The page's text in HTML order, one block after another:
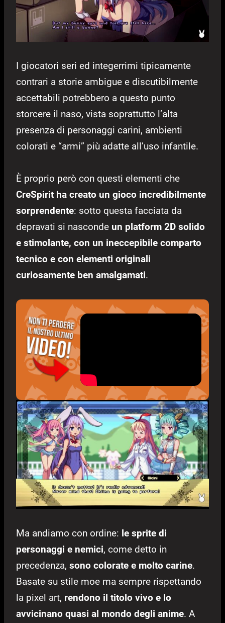
I giocatori seri ed integerrimi tipicamente
contrari a storie ambigue e discutibilmente
accettabili potrebbero a questo punto
storcere il naso, vista soprattutto l’alta
presenza di personaggi carini, ambienti
colorati e “armi” più adatte all’uso infantile.
È proprio però con questi elementi che
CreSpirit ha creato un gioco incredibilmente
sorprendente: sotto questa facciata da
depravati si nasconde un platform 2D solido
e stimolante, con un ineccepibile comparto
tecnico e con elementi originali
curiosamente ben amalgamati.
Ma andiamo con ordine: le sprite di
personaggi e nemici, come detto in
precedenza, sono colorate e molto carine.
Basate su stile moe ma sempre rispettando
la pixel art, rendono il titolo vivo e lo
avvicinano quasi al mondo degli anime. A